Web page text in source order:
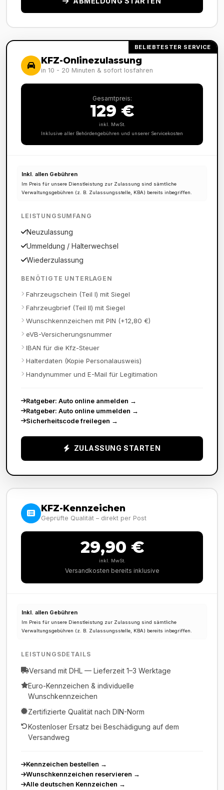
BELIEBTESTER SERVICE
KFZ-Onlinezulassung
in 10 - 20 Minuten & sofort losfahren
Gesamtpreis:
129 €
inkl. MwSt.
Inklusive aller Behördengebühren und unserer Servicekosten
Inkl. allen Gebühren
Im Preis für unsere Dienstleistung zur Zulassung sind sämtliche
Verwaltungsgebühren (z. B. Zulassungsstelle, KBA) bereits inbegriffen.
LEISTUNGSUMFANG
Neuzulassung
Ummeldung / Halterwechsel
Wiederzulassung
BENÖTIGTE UNTERLAGEN
Fahrzeugschein (Teil I) mit Siegel
Fahrzeugbrief (Teil II) mit Siegel
Wunschkennzeichen mit PIN (+12,80 €)
eVB-Versicherungsnummer
IBAN für die Kfz-Steuer
Halterdaten (Kopie Personalausweis)
Handynummer und E-Mail für Legitimation
Ratgeber: Auto online anmelden →
Ratgeber: Auto online ummelden →
Sicherheitscode freilegen →
ZULASSUNG STARTEN
KFZ-Kennzeichen
Geprüfte Qualität – direkt per Post
29,90 €
inkl. MwSt.
Versandkosten bereits inklusive
Inkl. allen Gebühren
Im Preis für unsere Dienstleistung zur Zulassung sind sämtliche
Verwaltungsgebühren (z. B. Zulassungsstelle, KBA) bereits inbegriffen.
LEISTUNGSDETAILS
Versand mit DHL — Lieferzeit 1–3 Werktage
Euro-Kennzeichen & individuelle
Wunschkennzeichen
Zertifizierte Qualität nach DIN-Norm
Kostenloser Ersatz bei Beschädigung auf dem
Versandweg
Kennzeichen bestellen →
Wunschkennzeichen reservieren →
Alle deutschen Kennzeichen →